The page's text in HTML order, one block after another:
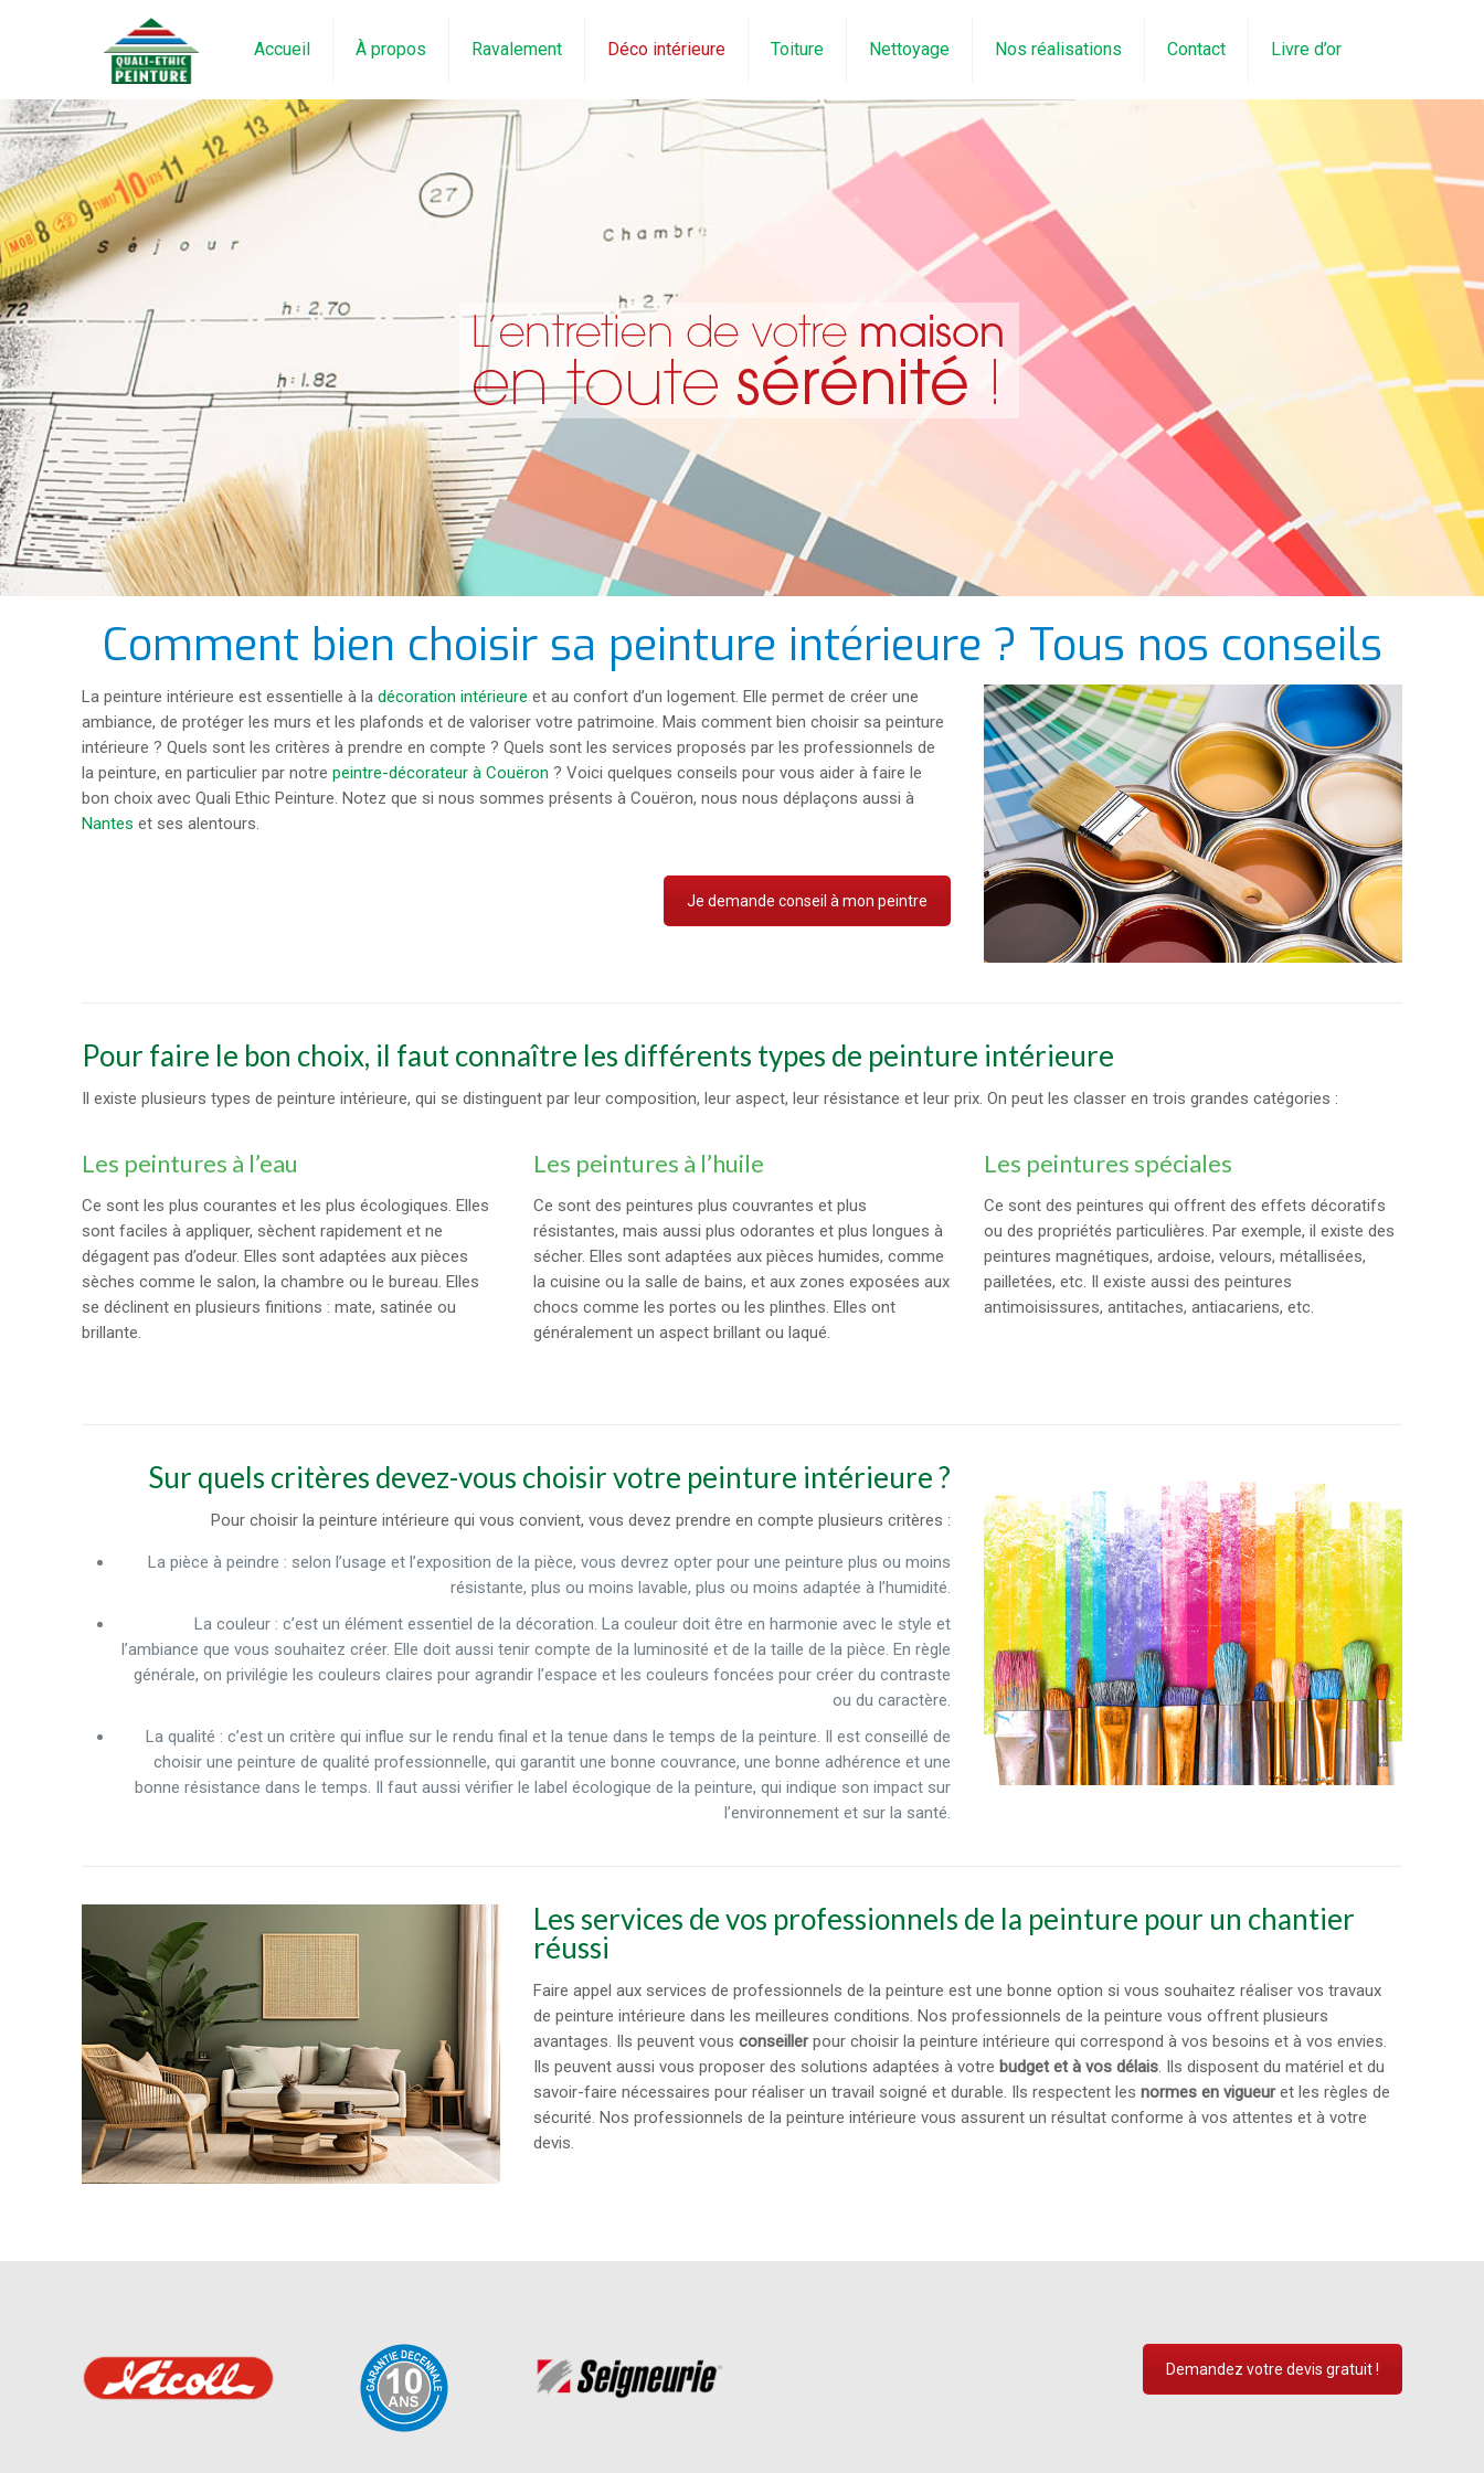
Accueil À propos Ravalement Déco intérieure Toiture Nettoyage Nos réalisations Contact Livre d’or
Comment bien choisir sa peinture intérieure ? Tous nos conseils
La peinture intérieure est essentielle à ladécoration intérieure et au confort d’un logement. Elle permet de créer une
ambiance, de protéger les murs et les plafonds et de valoriser votre patrimoine. Mais comment bien choisir sa peinture
intérieure ? Quels sont les critères à prendre en compte ? Quels sont les services proposés par les professionnels de
la peinture, en particulier par notrepeintre-décorateur à Couëron ? Voici quelques conseils pour vous aider à faire le
bon choix avec Quali Ethic Peinture. Notez que si nous sommes présents à Couëron, nous nous déplaçons aussi à
Nantes et ses alentours.
Je demande conseil à mon peintre
Pour faire le bon choix, il faut connaître les différents types de peinture intérieure
Il existe plusieurs types de peinture intérieure, qui se distinguent par leur composition, leur aspect, leur résistance et leur prix. On peut les classer en trois grandes catégories :
Les peintures à l’eau
Ce sont les plus courantes et les plus écologiques. Elles
sont faciles à appliquer, sèchent rapidement et ne
dégagent pas d’odeur. Elles sont adaptées aux pièces
sèches comme le salon, la chambre ou le bureau. Elles
se déclinent en plusieurs finitions : mate, satinée ou
brillante.
Les peintures à l’huile
Ce sont des peintures plus couvrantes et plus
résistantes, mais aussi plus odorantes et plus longues à
sécher. Elles sont adaptées aux pièces humides, comme
la cuisine ou la salle de bains, et aux zones exposées aux
chocs comme les portes ou les plinthes. Elles ont
généralement un aspect brillant ou laqué.
Les peintures spéciales
Ce sont des peintures qui offrent des effets décoratifs
ou des propriétés particulières. Par exemple, il existe des
peintures magnétiques, ardoise, velours, métallisées,
pailletées, etc. Il existe aussi des peintures
antimoisissures, antitaches, antiacariens, etc.
Sur quels critères devez-vous choisir votre peinture intérieure ?
Pour choisir la peinture intérieure qui vous convient, vous devez prendre en compte plusieurs critères :
La pièce à peindre : selon l’usage et l’exposition de la pièce, vous devrez opter pour une peinture plus ou moins
résistante, plus ou moins lavable, plus ou moins adaptée à l’humidité.
La couleur : c’est un élément essentiel de la décoration. La couleur doit être en harmonie avec le style et
l’ambiance que vous souhaitez créer. Elle doit aussi tenir compte de la luminosité et de la taille de la pièce. En règle
générale, on privilégie les couleurs claires pour agrandir l’espace et les couleurs foncées pour créer du contraste
ou du caractère.
La qualité : c’est un critère qui influe sur le rendu final et la tenue dans le temps de la peinture. Il est conseillé de
choisir une peinture de qualité professionnelle, qui garantit une bonne couvrance, une bonne adhérence et une
bonne résistance dans le temps. Il faut aussi vérifier le label écologique de la peinture, qui indique son impact sur
l’environnement et sur la santé.
Les services de vos professionnels de la peinture pour un chantier
réussi
Faire appel aux services de professionnels de la peinture est une bonne option si vous souhaitez réaliser vos travaux
de peinture intérieure dans les meilleures conditions. Nos professionnels de la peinture vous offrent plusieurs
avantages. Ils peuvent vous conseillerpour choisir la peinture intérieure qui correspond à vos besoins et à vos envies.
Ils peuvent aussi vous proposer des solutions adaptées à votre budget et à vos délais. Ils disposent du matériel et du
savoir-faire nécessaires pour réaliser un travail soigné et durable. Ils respectent les normes en vigueuret les règles de
sécurité. Nos professionnels de la peinture intérieure vous assurent un résultat conforme à vos attentes et à votre
devis.
Demandez votre devis gratuit !